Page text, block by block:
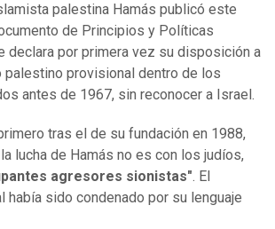
palestina Hamás publicó este
de Principios y Políticas
declara por primera vez su disposición a
palestino provisional dentro de los
antes de 1967, sin reconocer a Israel.
tras el de su fundación en 1988,
lucha de Hamás no es con los judíos,
agresores sionistas". El
había sido condenado por su lenguaje